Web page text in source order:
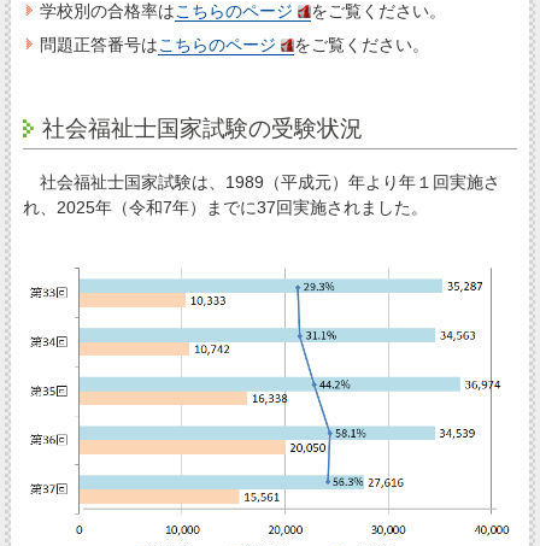
学校別の合格率はこちらのページ
をご覧ください。
問題正答番号はこちらのページ をご覧ください。
社会福祉士国家試験の受験状況
社会福祉士国家試験は、1989（平成元）年より年１回実施さ
れ、2025年（令和7年）までに37回実施されました。